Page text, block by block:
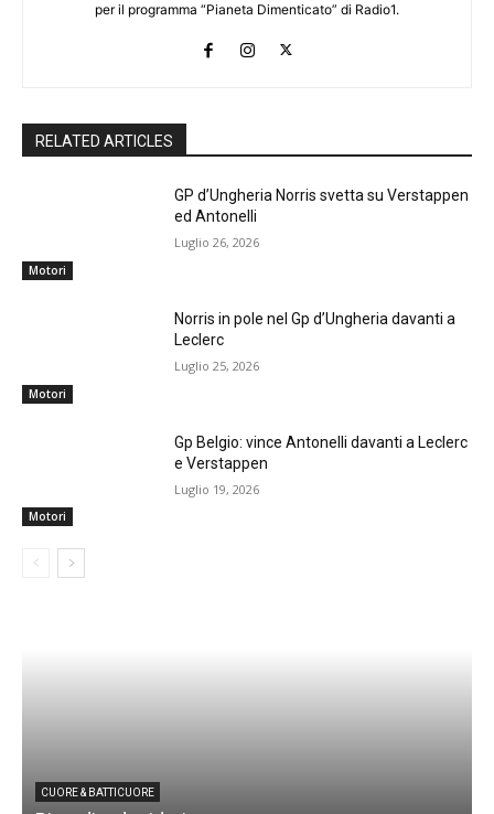
per il programma “Pianeta Dimenticato” di Radio1.
RELATED ARTICLES
Motori
GP d’Ungheria Norris svetta su Verstappen
ed Antonelli
Luglio 26, 2026
Motori
Norris in pole nel Gp d’Ungheria davanti a
Leclerc
Luglio 25, 2026
Motori
Gp Belgio: vince Antonelli davanti a Leclerc
e Verstappen
Luglio 19, 2026
CUORE & BATTICUORE